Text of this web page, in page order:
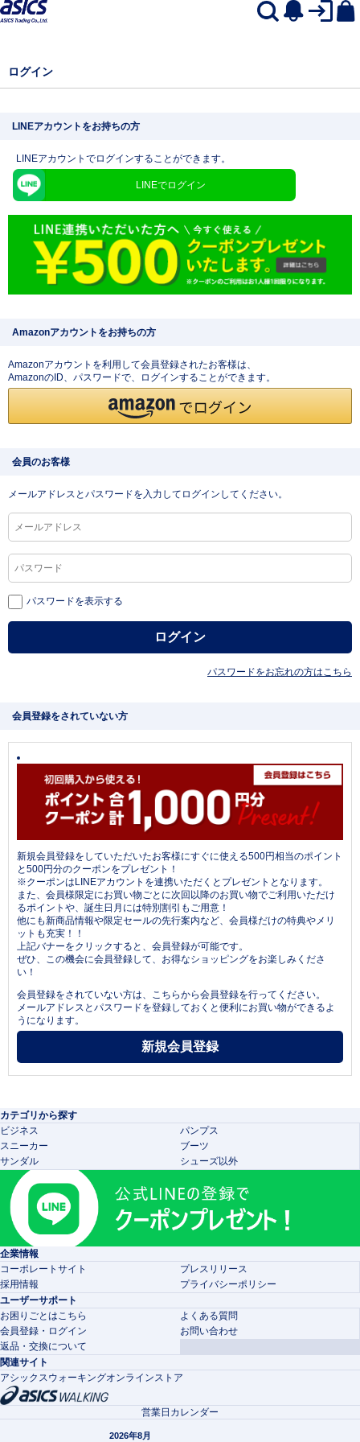
ログイン
LINEアカウントをお持ちの方
LINEアカウントでログインすることができます。
LINEでログイン
Amazonアカウントをお持ちの方
Amazonアカウントを利用して会員登録されたお客様は、
AmazonのID、パスワードで、ログインすることができます。
会員のお客様
メールアドレスとパスワードを入力してログインしてください。
パスワードを表示する
パスワードをお忘れの方はこちら
会員登録をされていない方
新規会員登録をしていただいたお客様にすぐに使える500円相当のポイント
と500円分のクーポンをプレゼント！
※クーポンはLINEアカウントを連携いただくとプレゼントとなります。
また、会員様限定にお買い物ごとに次回以降のお買い物でご利用いただけ
るポイントや、誕生日月には特別割引もご用意！
他にも新商品情報や限定セールの先行案内など、会員様だけの特典やメリ
ットも充実！！
上記バナーをクリックすると、会員登録が可能です。
ぜひ、この機会に会員登録して、お得なショッピングをお楽しみくださ
い！
会員登録をされていない方は、こちらから会員登録を行ってください。
メールアドレスとパスワードを登録しておくと便利にお買い物ができるよ
うになります。
カテゴリから探す
ビジネス
パンプス
スニーカー
ブーツ
サンダル
シューズ以外
企業情報
コーポレートサイト
プレスリリース
採用情報
プライバシーポリシー
ユーザーサポート
お困りごとはこちら
よくある質問
会員登録・ログイン
お問い合わせ
返品・交換について
関連サイト
アシックスウォーキングオンラインストア
営業日カレンダー
2026年8月